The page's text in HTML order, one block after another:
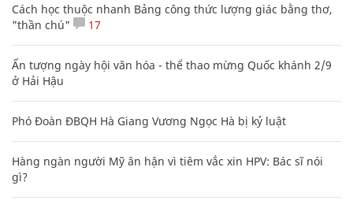
Cách học thuộc nhanh Bảng công thức lượng giác bằng thơ,
"thần chú"
17
Ấn tượng ngày hội văn hóa - thể thao mừng Quốc khánh 2/9
ở Hải Hậu
Phó Đoàn ĐBQH Hà Giang Vương Ngọc Hà bị kỷ luật
Hàng ngàn người Mỹ ân hận vì tiêm vắc xin HPV: Bác sĩ nói
gì?